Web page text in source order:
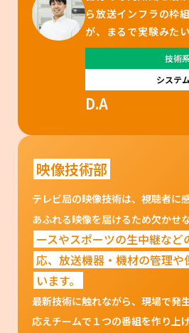
ら放送インフラの枠
が、まるで実験みた
技術
システ
D.A
映像技術部
テレビ局の映像技術は、視聴者に
あふれる映像を届けるため欠かせ
ースやスポーツの生中継など
応、放送機器・機材の管理や
います。
最新技術に触れながら、現場で発
応えチームで１つの番組を作り上